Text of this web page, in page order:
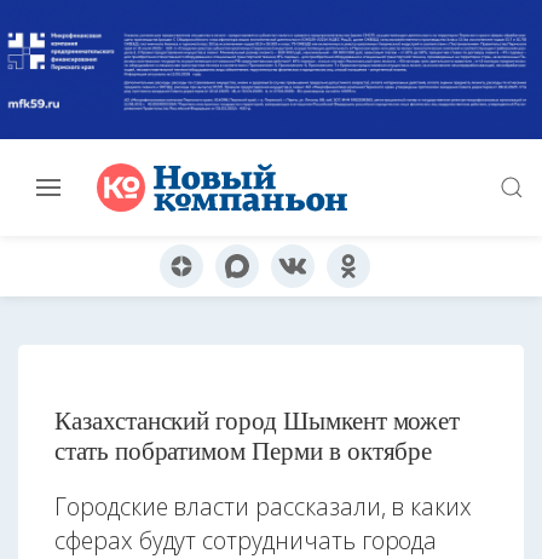
Казахстанский город Шымкент может
стать побратимом Перми в октябре
Городские власти рассказали, в каких
сферах будут сотрудничать города